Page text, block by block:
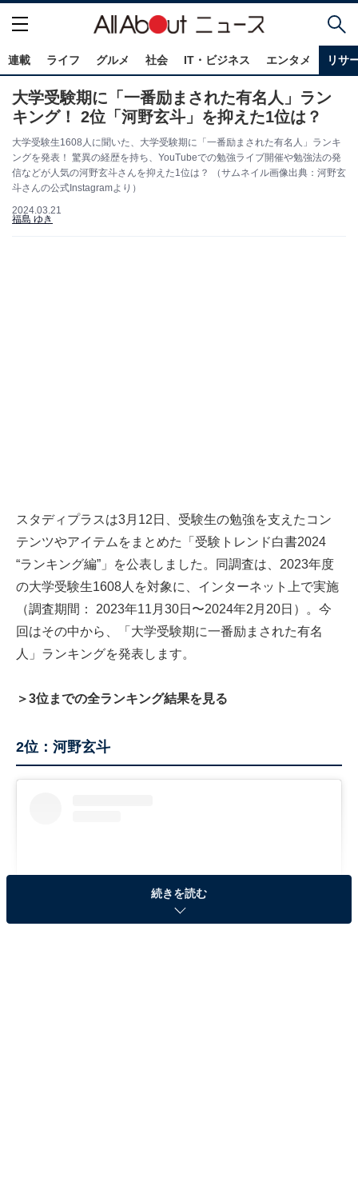
連載 ライフ グルメ 社会 IT・ビジネス エンタメ リサ
大学受験期に「一番励まされた有名人」ラン
キング！ 2位「河野玄斗」を抑えた1位は？
大学受験生1608人に聞いた、大学受験期に「一番励まされた有名人」ランキ
ングを発表！ 驚異の経歴を持ち、YouTubeでの勉強ライブ開催や勉強法の発
信などが人気の河野玄斗さんを抑えた1位は？ （サムネイル画像出典：河野玄
斗さんの公式Instagramより）
2024.03.21
福島 ゆき
スタディプラスは3月12日、受験生の勉強を支えたコン
テンツやアイテムをまとめた「受験トレンド白書2024
“ランキング編”」を公表しました。同調査は、2023年度
の大学受験生1608人を対象に、インターネット上で実施
（調査期間： 2023年11月30日〜2024年2月20日）。今
回はその中から、「大学受験期に一番励まされた有名
人」ランキングを発表します。
＞3位までの全ランキング結果を見る
2位：河野玄斗
続きを読む